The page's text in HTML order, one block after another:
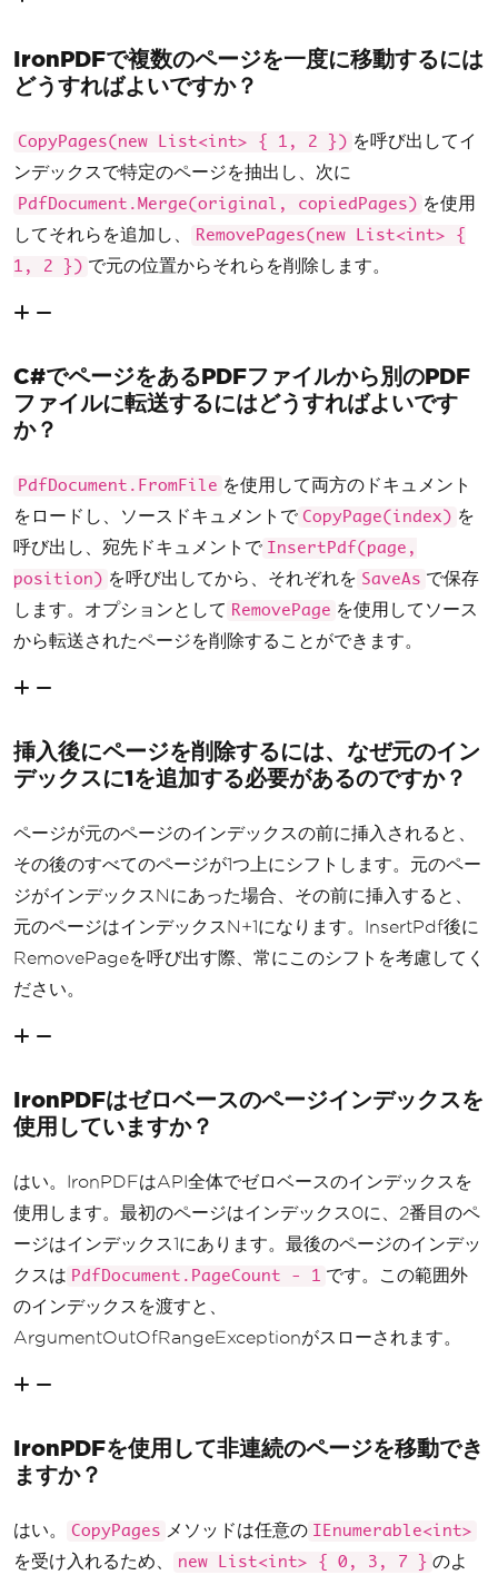
IronPDFで複数のページを一度に移動するには
どうすればよいですか？
CopyPages(new List<int> { 1, 2 }) を呼び出してイ
ンデックスで特定のページを抽出し、次に
PdfDocument.Merge(original, copiedPages) を使用
してそれらを追加し、
RemovePages(new List<int> {
1, 2 }) で元の位置からそれらを削除します。
C#でページをあるPDFファイルから別のPDF
ファイルに転送するにはどうすればよいです
か？
PdfDocument.FromFile を使用して両方のドキュメント
をロードし、ソースドキュメントで CopyPage(index) を
呼び出し、宛先ドキュメントで InsertPdf(page,
position) を呼び出してから、それぞれを SaveAs で保存
します。オプションとして RemovePage を使用してソース
から転送されたページを削除することができます。
挿入後にページを削除するには、なぜ元のイン
デックスに1を追加する必要があるのですか？
ページが元のページのインデックスの前に挿入されると、
その後のすべてのページが1つ上にシフトします。元のペー
ジがインデックスNにあった場合、その前に挿入すると、
元のページはインデックスN+1になります。InsertPdf後に
RemovePageを呼び出す際、常にこのシフトを考慮してく
ださい。
IronPDFはゼロベースのページインデックスを
使用していますか？
はい。IronPDFはAPI全体でゼロベースのインデックスを
使用します。最初のページはインデックス0に、2番目のペ
ージはインデックス1にあります。最後のページのインデッ
クスは PdfDocument.PageCount - 1
です。この範囲外
のインデックスを渡すと、
ArgumentOutOfRangeExceptionがスローされます。
IronPDFを使用して非連続のページを移動でき
ますか？
はい。 CopyPages メソッドは任意の IEnumerable<int>
を受け入れるため、 new List<int> { 0, 3, 7 } のよ